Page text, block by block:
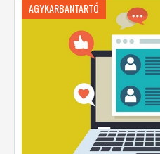
AGYKARBANTARTÓ